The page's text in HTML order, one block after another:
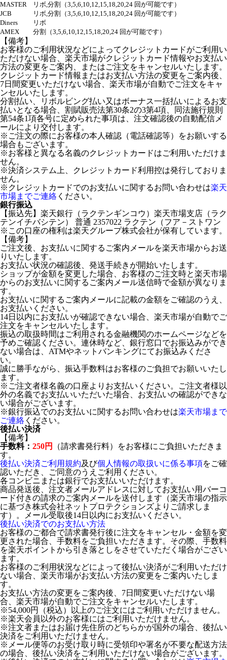
MASTER
リボ,分割（3,5,6,10,12,15,18,20,24 回が可能です）
JCB
リボ,分割（3,5,6,10,12,15,18,20,24 回が可能です）
Diners
リボ
AMEX
分割（3,5,6,10,12,15,18,20,24 回が可能です）
【備考】
お客様のご利用状況などによってクレジットカードがご利用い
ただけない場合、楽天市場がクレジットカード情報やお支払い
方法の変更をご案内、またはご注文をキャンセルいたします。
クレジットカード情報またはお支払い方法の変更をご案内後、
7日間変更いただけない場合、楽天市場が自動でご注文をキャ
ンセルいたします。
分割払い、リボルビング払い又はボーナス一括払いによるお支
払いとなる場合、割賦販売法第30条2の3第4項、同法施行規則
第54条1項各号に定められた事項は、注文確認後の自動配信メ
ールにより交付します。
※ご注文の際にお客様の本人確認（電話確認等）をお願いする
場合もございます。
※お客様と異なる名義のクレジットカードはご利用いただけま
せん。
※決済システム上、クレジットカード利用控は発行しておりま
せん。
※クレジットカードでのお支払いに関するお問い合わせは楽天
市場までご連絡 ください。
銀行振込
【振込先】楽天銀行（ラクテンギンコウ）楽天市場支店（ラク
テンイチバシテン） 普通 2357022 ラクテン（フア－ストワン
※この口座の権利は楽天グループ株式会社が保有しています。
【備考】
ご注文後、お支払いに関するご案内メールを楽天市場からお送
りいたします。
お支払い状況の確認後、発送手続きが開始いたします。
ショップが金額を変更した場合、お客様のご注文時と楽天市場
からのお支払いに関するご案内メール送信時で金額が異なりま
す。
お支払いに関するご案内メールに記載の金額をご確認のうえ、
お支払いください。
14日以内にお支払いが確認できない場合、楽天市場が自動でご
注文をキャンセルいたします。
振込の取扱時間はご利用される金融機関のホームページなどを
予めご確認ください。連休時など、銀行窓口でお振込みができ
ない場合は、ATMやネットバンキングにてお振込みくださ
い。
誠に勝手ながら、振込手数料はお客様のご負担でお願いいたし
ます。
※ご注文者様名義の口座よりお支払いください。ご注文者様以
外の名義でお支払いいただいた場合、お支払いの確認ができな
い場合がございます。
※銀行振込でのお支払いに関するお問い合わせは楽天市場まで
ご連絡 ください。
後払い決済
【備考】
手数料： 250円
（請求書発行料）をお客様にご負担いただきま
す。
後払い決済ご利用規約及び個人情報の取扱いに係る事項をご確
認いただき、ご同意のうえご利用ください。
各コンビニまたは銀行でお支払いいただけます。
商品発送後、注文者メールアドレスに対してお支払い用バーコ
ード付きの請求のご案内メールを送付します（楽天市場の指示
に基づき株式会社ネットプロテクションズよりご請求しま
す）。メール受取後14日以内にお支払いください。
後払い決済でのお支払い方法
お客様のご都合で請求書発行後に注文をキャンセル・金額を変
更された場合、手数料をご負担いただきます。その際、手数料
を楽天ポイントから引き落としをさせていただく場合がござい
ます。
お客様のご利用状況などによって後払い決済がご利用いただけ
ない場合、楽天市場がお支払い方法の変更をご案内いたしま
す。
お支払い方法の変更をご案内後、7日間変更いただけない場
合、楽天市場が自動でご注文をキャンセルいたします。
※54,000円（税込）以上のご注文にはご利用いただけません。
※楽天会員以外のお客様にはご利用いただけません。
※注文者またはお届け先住所のどちらかが国外の場合、後払い
決済をご利用いただけません。
※メール便等のお受け取り時に受領印や署名が不要な配送方法
の場合、後払い決済をご利用いただけない場合がございます。